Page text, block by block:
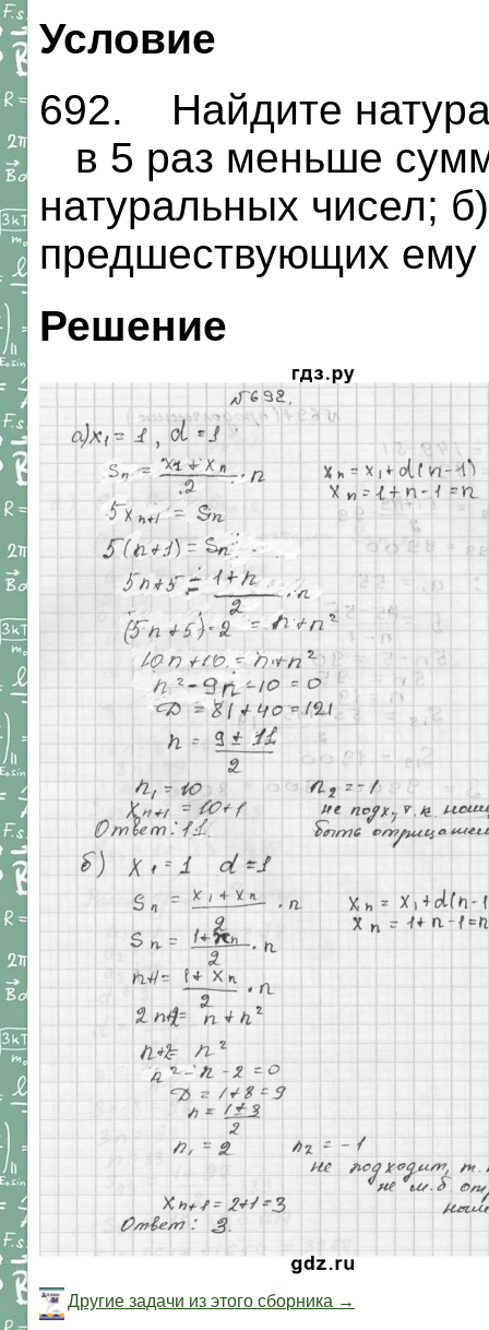
Условие
692. Найдите
в 5 раз меньше
натуральных чисел;
предшествующих ему
Решение
Другие задачи из этого сборника →